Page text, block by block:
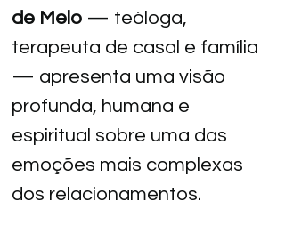
de Melo — teóloga,
terapeuta de casal e família
— apresenta uma visão
profunda, humana e
espiritual sobre uma das
emoções mais complexas
dos relacionamentos.